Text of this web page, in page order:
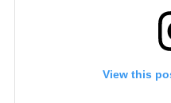
View this